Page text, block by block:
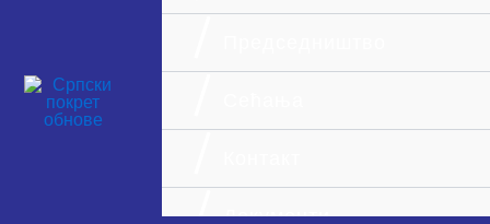
Документи
Српски покрет обнове национална је
странка монархистичких и